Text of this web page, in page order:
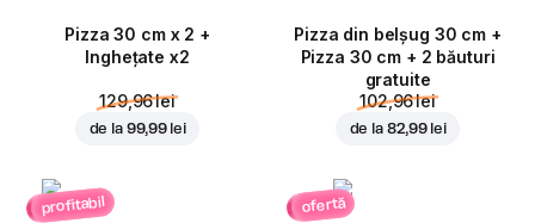
Pizza 30 cm x 2 +
Inghețate x2
129,96 lei
de la 99,99 lei
Pizza din belșug 30 cm +
Pizza 30 cm + 2 băuturi
gratuite
102,96 lei
de la 82,99 lei
profitabil ofertă